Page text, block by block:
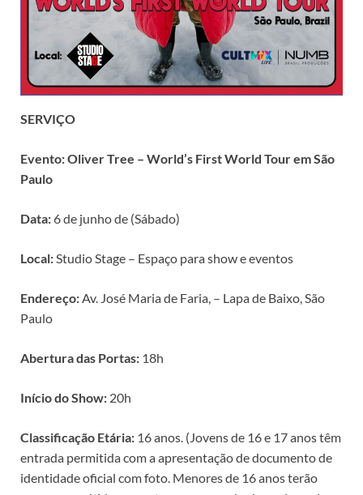
SERVIÇO
Evento: Oliver Tree – World’s First World Tour em São
Paulo
Data: 6 de junho de (Sábado)
Local: Studio Stage – Espaço para show e eventos
Endereço: Av. José Maria de Faria, – Lapa de Baixo, São
Paulo
Abertura das Portas: 18h
Início do Show: 20h
Classificação Etária: 16 anos. (Jovens de 16 e 17 anos têm
entrada permitida com a apresentação de documento de
identidade oficial com foto. Menores de 16 anos terão